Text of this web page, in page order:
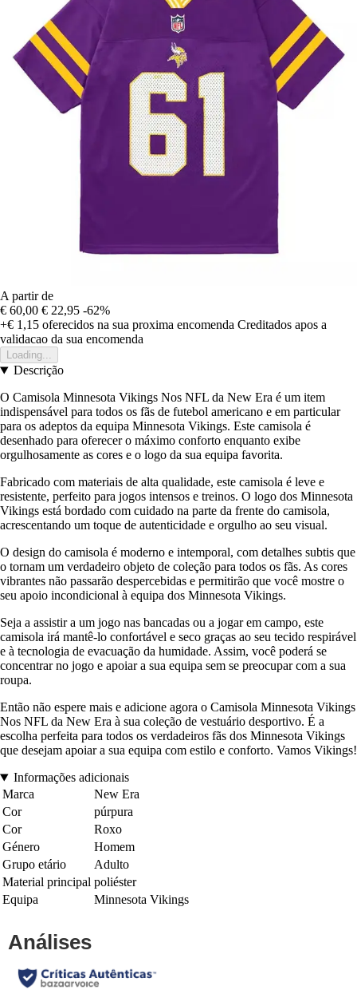
A partir de
€ 60,00 € 22,95 -62%
+€ 1,15 oferecidos na sua proxima encomenda Creditados apos a
validacao da sua encomenda
Loading...
Descrição
O Camisola Minnesota Vikings Nos NFL da New Era é um item
indispensável para todos os fãs de futebol americano e em particular
para os adeptos da equipa Minnesota Vikings. Este camisola é
desenhado para oferecer o máximo conforto enquanto exibe
orgulhosamente as cores e o logo da sua equipa favorita.
Fabricado com materiais de alta qualidade, este camisola é leve e
resistente, perfeito para jogos intensos e treinos. O logo dos Minnesota
Vikings está bordado com cuidado na parte da frente do camisola,
acrescentando um toque de autenticidade e orgulho ao seu visual.
O design do camisola é moderno e intemporal, com detalhes subtis que
o tornam um verdadeiro objeto de coleção para todos os fãs. As cores
vibrantes não passarão despercebidas e permitirão que você mostre o
seu apoio incondicional à equipa dos Minnesota Vikings.
Seja a assistir a um jogo nas bancadas ou a jogar em campo, este
camisola irá mantê-lo confortável e seco graças ao seu tecido respirável
e à tecnologia de evacuação da humidade. Assim, você poderá se
concentrar no jogo e apoiar a sua equipa sem se preocupar com a sua
roupa.
Então não espere mais e adicione agora o Camisola Minnesota Vikings
Nos NFL da New Era à sua coleção de vestuário desportivo. É a
escolha perfeita para todos os verdadeiros fãs dos Minnesota Vikings
que desejam apoiar a sua equipa com estilo e conforto. Vamos Vikings!
Informações adicionais
Marca
New Era
Cor
púrpura
Cor
Roxo
Género
Homem
Grupo etário
Adulto
Material principal poliéster
Equipa
Minnesota Vikings